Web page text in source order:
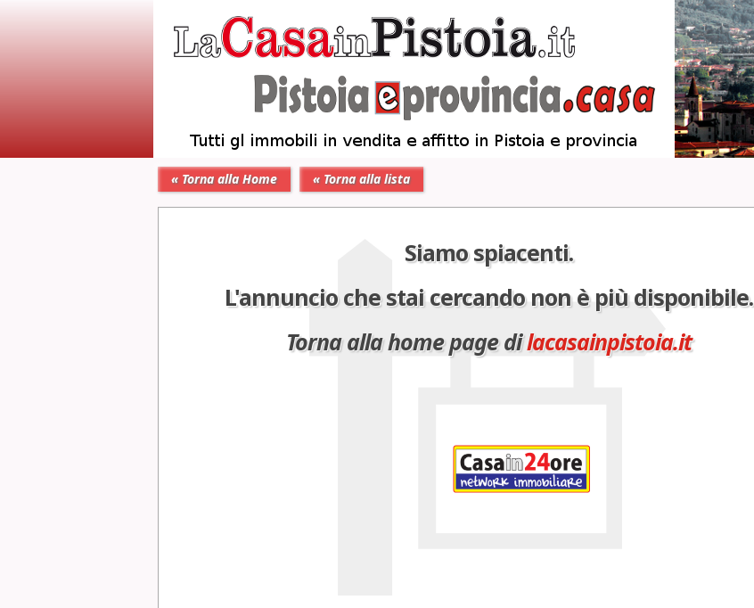
« Torna alla Home « Torna alla lista
Siamo spiacenti.
L'annuncio che stai cercando non è più disponibile.
Torna alla home page dilacasainpistoia.it